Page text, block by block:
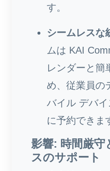
す。
シームレスな
ムは KAI
レンダーと簡
め、従業員の
バイル デバ
に予約できま
影響: 時間厳守
スのサポート